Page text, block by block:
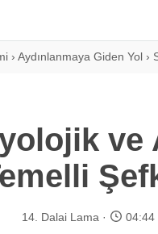
› Aydınlanmaya Giden Yol ›
ve
14. Dalai Lama 04:44